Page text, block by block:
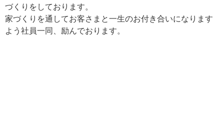
づくりをしております。
家づくりを通してお客さまと一生のお付き合いになります
よう社員一同、励んでおります。